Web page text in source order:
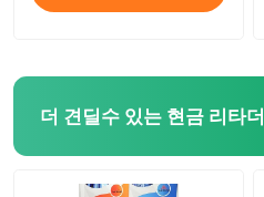
더 견딜수 있는 현금 리타더